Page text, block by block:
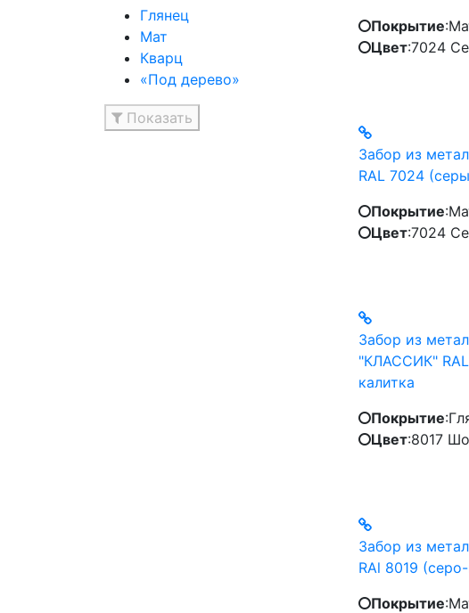
Глянец
Мат
Кварц
«Под дерево»
Показать
Покрытие:
Цвет:7024
Забор из
RAL 7024
Покрытие:
Цвет:7024
Забор из
"КЛАССИК"
калитка
Покрытие:
Цвет:8017
Забор из
RAl 8019
Покрытие: